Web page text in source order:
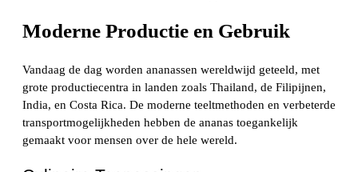
Moderne Productie en Gebruik
Vandaag de dag worden ananassen wereldwijd geteeld, met
grote productiecentra in landen zoals Thailand, de Filipijnen,
India, en Costa Rica. De moderne teeltmethoden en verbeterde
transportmogelijkheden hebben de ananas toegankelijk
gemaakt voor mensen over de hele wereld.